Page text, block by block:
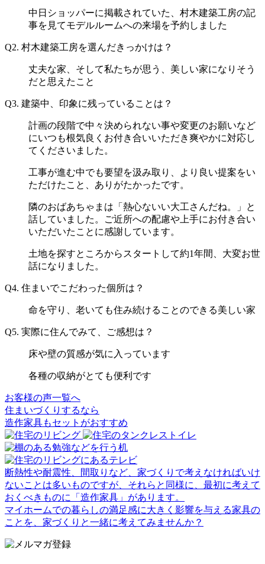
中日ショッパーに掲載されていた、村木建築工房の記
事を見てモデルルームへの来場を予約しました
Q2. 村木建築工房を選んだきっかけは？
丈夫な家、そして私たちが思う、美しい家になりそう
だと思えたこと
Q3. 建築中、印象に残っていることは？
計画の段階で中々決められない事や変更のお願いなど
にいつも根気良くお付き合いいただき爽やかに対応し
てくださいました。
工事が進む中でも要望を汲み取り、より良い提案をい
ただけたこと、ありがたかったです。
隣のおばあちゃまは「熱心ないい大工さんだね。」と
話していました。ご近所への配慮や上手にお付き合い
いただいたことに感謝しています。
土地を探すところからスタートして約1年間、大変お世
話になりました。
Q4. 住まいでこだわった個所は？
命を守り、老いても住み続けることのできる美しい家
Q5. 実際に住んでみて、ご感想は？
床や壁の質感が気に入っています
各種の収納がとても便利です
お客様の声一覧へ
住まいづくりするなら
造作家具もセット がおすすめ
断熱性や耐震性、間取りなど、家づくりで考えなければいけ
ないことは多いものですが、それらと同様に、最初に考えて
おくべきものに「造作家具」があります。
マイホームでの暮らしの満足感に大きく影響を与える家具の
ことを、家づくりと一緒に考えてみませんか？